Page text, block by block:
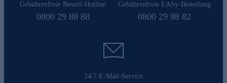
Gebührenfreie Bestell-Hotline
0800 29 88 88
Gebührenfreie EASy-Bestellung
0800 29 88 82
24/7 E-Mail-Service